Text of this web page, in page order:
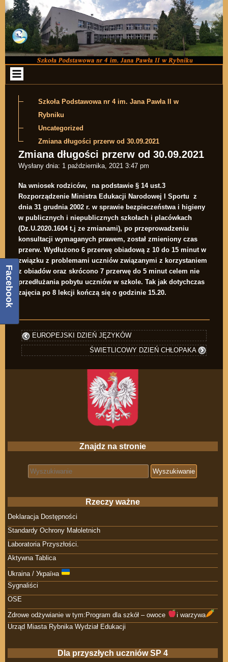
Przejdź do zawartości
Szkoła Podstawowa nr 4 im. Jana Pawła II w
Rybniku
Uncategorized
Zmiana długości przerw od 30.09.2021
Zmiana długości przerw od 30.09.2021
Wysłany dnia: 1 października, 2021 3:47 pm
Na wniosek rodziców, na podstawie § 14 ust.3
Rozporządzenie Ministra Edukacji Narodowej I Sportu z
dnia 31 grudnia 2002 r. w sprawie bezpieczeństwa i higieny
w publicznych i niepublicznych szkołach i placówkach
(Dz.U.2020.1604 t.j ze zmianami), po przeprowadzeniu
konsultacji wymaganych prawem, został zmieniony czas
przerw. Wydłużono 6 przerwę obiadową z 10 do 15 minut w
związku z problemami uczniów związanymi z korzystaniem
z obiadów oraz skrócono 7 przerwę do 5 minut celem nie
przedłużania pobytu uczniów w szkole. Tak jak dotychczas
zajęcia po 8 lekcji kończą się o godzinie 15.20.
EUROPEJSKI DZIEŃ JĘZYKÓW
ŚWIETLICOWY DZIEŃ CHŁOPAKA
Znajdz na stronie
Search for:
Rzeczy ważne
Deklaracja Dostępności
Standardy Ochrony Małoletnich
Laboratoria Przyszłości.
Aktywna Tablica
Ukraina / Україна
Sygnaliści
OSE
Zdrowe odżywianie w tym:Program dla szkół – owoce
i warzywa
Urząd Miasta Rybnika Wydział Edukacji
Dla przyszłych uczniów SP 4
Facebook